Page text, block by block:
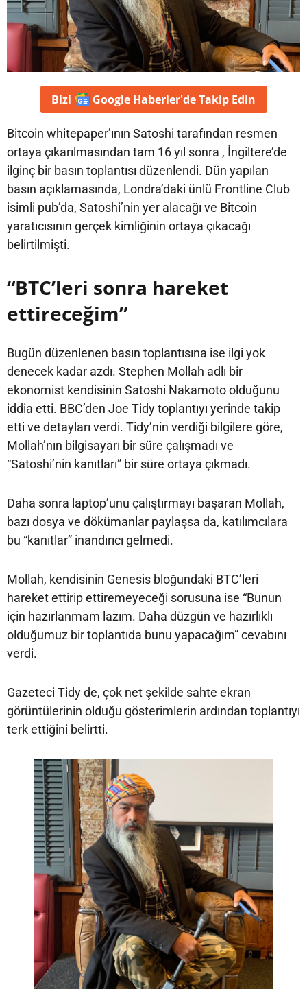
Bizi Google Haberler'deTakip Edin
Bitcoin whitepaper’ının Satoshi tarafından resmen
ortaya çıkarılmasından tam 16 yıl sonra , İngiltere’de
ilginç bir basın toplantısı düzenlendi. Dün yapılan
basın açıklamasında, Londra’daki ünlü Frontline Club
isimli pub’da, Satoshi’nin yer alacağı ve Bitcoin
yaratıcısının gerçek kimliğinin ortaya çıkacağı
belirtilmişti.
“BTC’leri sonra hareket
ettireceğim”
Bugün düzenlenen basın toplantısına ise ilgi yok
denecek kadar azdı. Stephen Mollah adlı bir
ekonomist kendisinin Satoshi Nakamoto olduğunu
iddia etti. BBC’den Joe Tidy toplantıyı yerinde takip
etti ve detayları verdi. Tidy’nin verdiği bilgilere göre,
Mollah’nın bilgisayarı bir süre çalışmadı ve
“Satoshi’nin kanıtları” bir süre ortaya çıkmadı.
Daha sonra laptop’unu çalıştırmayı başaran Mollah,
bazı dosya ve dökümanlar paylaşsa da, katılımcılara
bu “kanıtlar” inandırıcı gelmedi.
Mollah, kendisinin Genesis bloğundaki BTC’leri
hareket ettirip ettiremeyeceği sorusuna ise “Bunun
için hazırlanmam lazım. Daha düzgün ve hazırlıklı
olduğumuz bir toplantıda bunu yapacağım” cevabını
verdi.
Gazeteci Tidy de, çok net şekilde sahte ekran
görüntülerinin olduğu gösterimlerin ardından toplantıyı
terk ettiğini belirtti.